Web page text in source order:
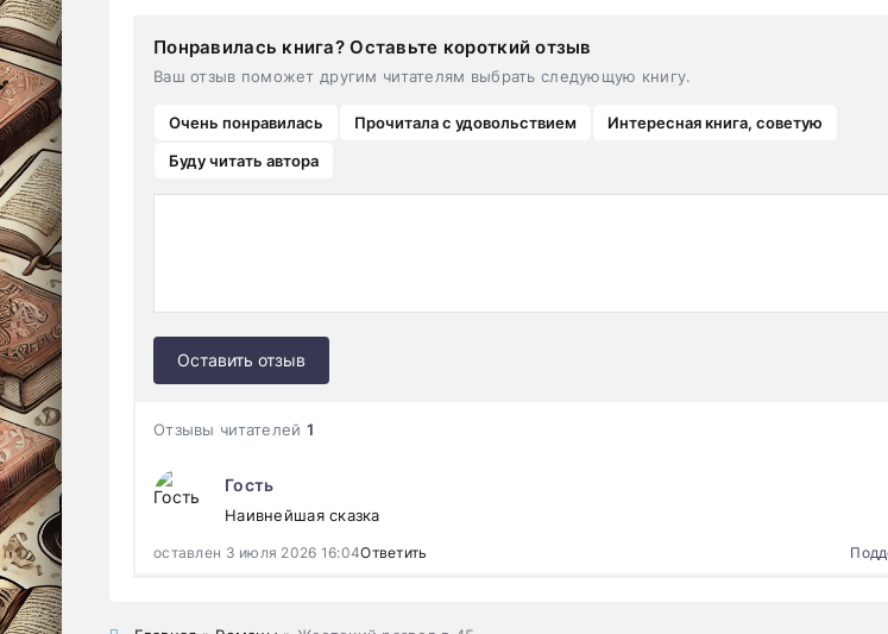
Понравилась книга? Оставьте короткий отзыв
Ваш отзыв поможет другим читателям выбрать следующую книгу.
Очень понравилась Прочитала с удовольствием
Интересная книга, советую
Буду читать автора
Оставить отзыв
Отзывы читателей 1
Гость
Наивнейшая сказка
оставлен 3 июля 2026 16:04Ответить